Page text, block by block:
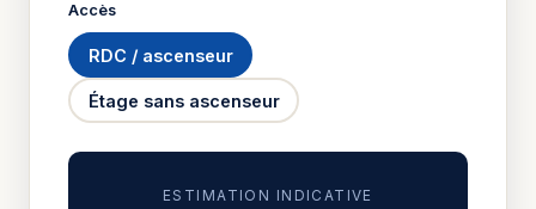
Accès
RDC / ascenseur
Étage sans ascenseur
ESTIMATION INDICATIVE